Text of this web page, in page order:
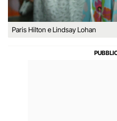
Paris Hilton e Lindsay Lohan